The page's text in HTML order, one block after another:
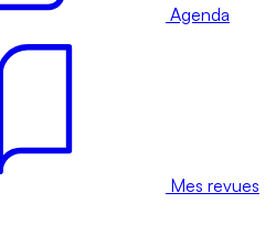
Agenda
Mes revues